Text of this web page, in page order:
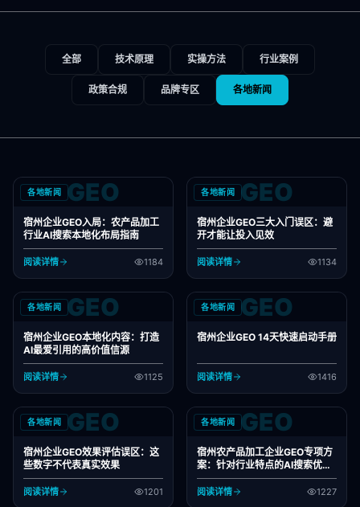
全部 技术原理 实操方法 行业案例
政策合规 品牌专区 各地新闻
各地新闻 GEO
宿州企业GEO入局：农产品加工
行业AI搜索本地化布局指南
阅读详情 1184
各地新闻 GEO
宿州企业GEO三大入门误区：避
开才能让投入见效
阅读详情 1134
各地新闻 GEO
宿州企业GEO本地化内容：打造
AI最爱引用的高价值信源
阅读详情 1125
各地新闻 GEO
宿州企业GEO 14天快速启动手册
阅读详情 1416
各地新闻 GEO
宿州企业GEO效果评估误区：这
些数字不代表真实效果
阅读详情 1201
各地新闻 GEO
宿州农产品加工企业GEO专项方
案：针对行业特点的AI搜索优化
指南
阅读详情 1227